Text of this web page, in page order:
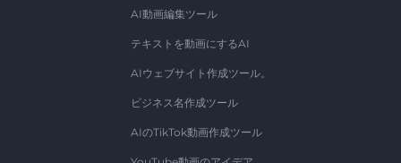
AI動画編集ツール
テキストを動画にするAI
AIウェブサイト作成ツール。
ビジネス名作成ツール
AIのTikTok動画作成ツール